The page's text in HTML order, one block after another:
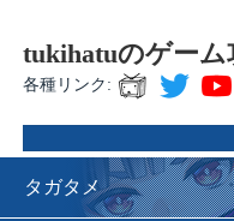
tukihatuのゲー
各種リンク:
タガタメ